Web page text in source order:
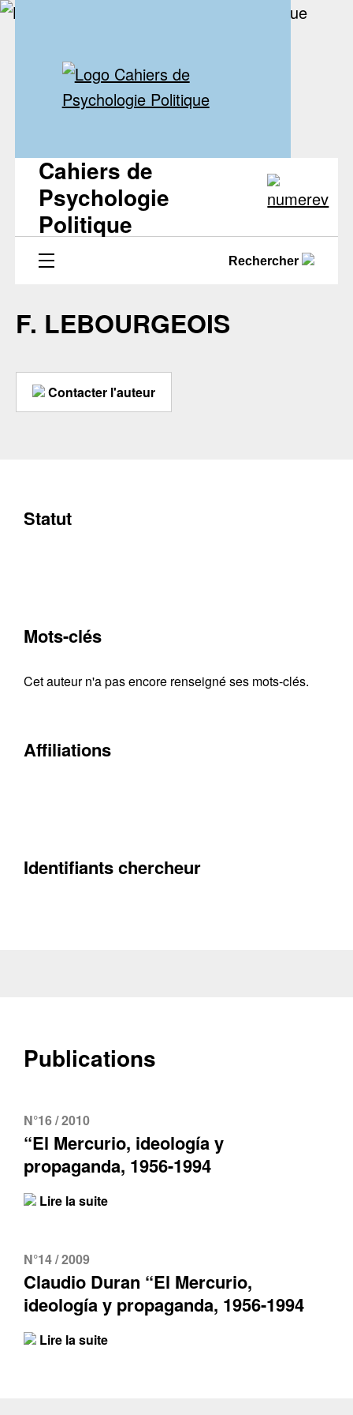
Cahiers de
Psychologie
Politique
Rechercher
F. LEBOURGEOIS
Contacter l'auteur
Statut
Mots-clés
Cet auteur n'a pas encore renseigné ses mots-clés.
Affiliations
Identifiants chercheur
Publications
N°16 / 2010
“El Mercurio, ideología y
propaganda, 1956-1994
Lire la suite
N°14 / 2009
Claudio Duran “El Mercurio,
ideología y propaganda, 1956-1994
Lire la suite
Récupération de l'adresse e-mail